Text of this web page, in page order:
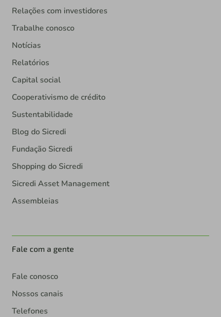
Relações com investidores
Trabalhe conosco
Notícias
Relatórios
Capital social
Cooperativismo de crédito
Sustentabilidade
Blog do Sicredi
Fundação Sicredi
Shopping do Sicredi
Sicredi Asset Management
Assembleias
Fale com a gente
Fale conosco
Nossos canais
Telefones